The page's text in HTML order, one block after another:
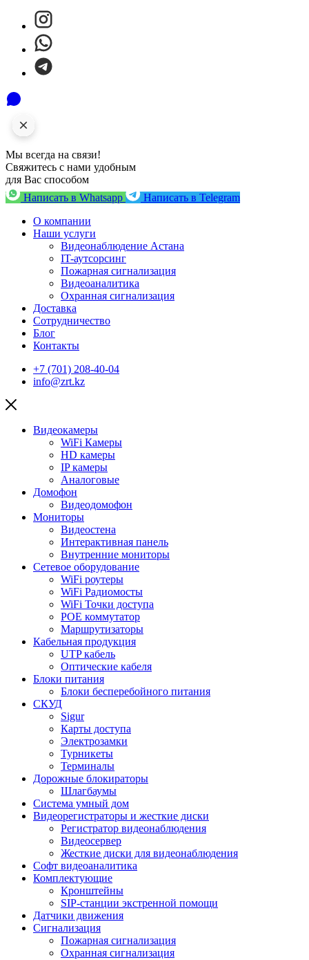
Мы всегда на связи!
Свяжитесь с нами удобным
для Вас способом
Написать в Whatsapp
Написать в Telegram
О компании
Наши услуги
Видеонаблюдение Астана
IT-аутсорсинг
Пожарная сигнализация
Видеоаналитика
Охранная сигнализация
Доставка
Сотрудничество
Блог
Контакты
+7 (701) 208-40-04
info@zrt.kz
Видеокамеры
WiFi Камеры
HD камеры
IP камеры
Аналоговые
Домофон
Видеодомофон
Мониторы
Видеостена
Интерактивная панель
Внутренние мониторы
Сетевое оборудование
WiFi роутеры
WiFi Радиомосты
WiFi Точки доступа
POE коммутатор
Маршрутизаторы
Кабельная продукция
UTP кабель
Оптические кабеля
Блоки питания
Блоки бесперебойного питания
СКУД
Sigur
Карты доступа
Электрозамки
Турникеты
Терминалы
Дорожные блокираторы
Шлагбаумы
Cистема умный дом
Видеорегистраторы и жесткие диски
Регистратор видеонаблюдения
Видеосервер
Жесткие диски для видеонаблюдения
Софт видеоаналитика
Комплектующие
Кронштейны
SIP-станции экстренной помощи
Датчики движения
Сигнализация
Пожарная сигнализация
Охранная сигнализация